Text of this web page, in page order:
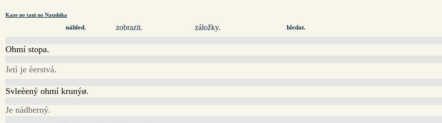
Kaze no tani no Naushika
náhled. zobrazit. záložky. hledat.
Ohmí stopa.
Jetì je èerstvá.
Svleèený ohmí krunýø.
Je nádherný.